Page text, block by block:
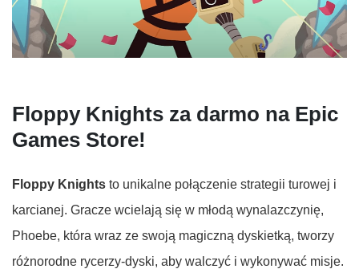
Floppy Knights za darmo na Epic
Games Store!
Floppy Knights to unikalne połączenie strategii turowej i
karcianej. Gracze wcielają się w młodą wynalazczynię,
Phoebe, która wraz ze swoją magiczną dyskietką, tworzy
różnorodne rycerzy-dyski, aby walczyć i wykonywać misje.